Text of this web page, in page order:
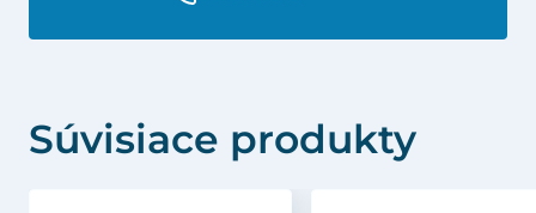
Súvisiace produkty